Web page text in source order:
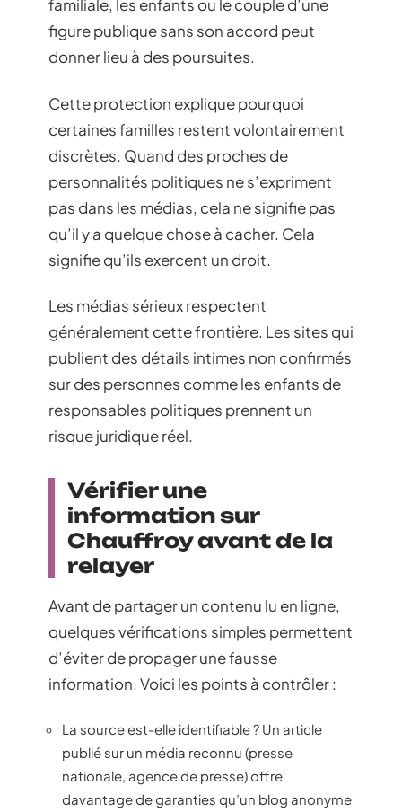
familiale, les enfants ou le couple d’une
figure publique sans son accord peut
donner lieu à des poursuites.
Cette protection explique pourquoi
certaines familles restent volontairement
discrètes. Quand des proches de
personnalités politiques ne s’expriment
pas dans les médias, cela ne signifie pas
qu’il y a quelque chose à cacher. Cela
signifie qu’ils exercent un droit.
Les médias sérieux respectent
généralement cette frontière. Les sites qui
publient des détails intimes non confirmés
sur des personnes comme les enfants de
responsables politiques prennent un
risque juridique réel.
Vérifier une
information sur
Chauffroy avant de la
relayer
Avant de partager un contenu lu en ligne,
quelques vérifications simples permettent
d’éviter de propager une fausse
information. Voici les points à contrôler :
La source est-elle identifiable ? Un article
publié sur un média reconnu (presse
nationale, agence de presse) offre
davantage de garanties qu’un blog anonyme